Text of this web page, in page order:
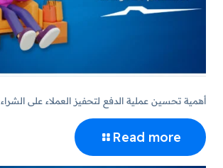
أهمية تحسين عملية الدفع لتحفيز العملاء على الشراء
Read more